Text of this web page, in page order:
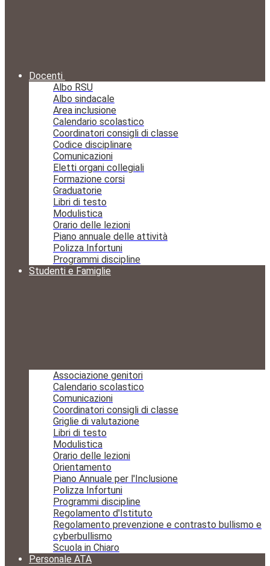
Docenti
Albo RSU
Albo sindacale
Area inclusione
Calendario scolastico
Coordinatori consigli di classe
Codice disciplinare
Comunicazioni
Eletti organi collegiali
Formazione corsi
Graduatorie
Libri di testo
Modulistica
Orario delle lezioni
Piano annuale delle attività
Polizza Infortuni
Programmi discipline
Studenti e Famiglie
Associazione genitori
Calendario scolastico
Comunicazioni
Coordinatori consigli di classe
Griglie di valutazione
Libri di testo
Modulistica
Orario delle lezioni
Orientamento
Piano Annuale per l'Inclusione
Polizza Infortuni
Programmi discipline
Regolamento d'Istituto
Regolamento prevenzione e contrasto bullismo e
cyberbullismo
Scuola in Chiaro
Personale ATA